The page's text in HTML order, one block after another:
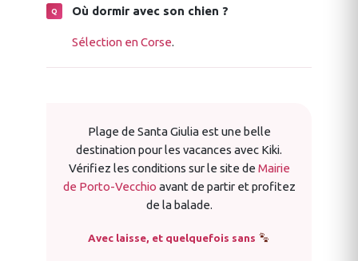
Où dormir avec son chien ?
Sélection en Corse.
Plage de Santa Giulia est une belle
destination pour les vacances avec Kiki.
Vérifiez les conditions sur le site de Mairie
de Porto-Vecchio avant de partir et profitez
de la balade.
Avec laisse, et quelquefois sans